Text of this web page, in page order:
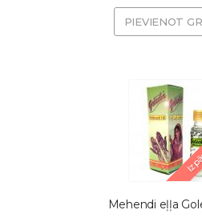
PIEVIENOT
Mehendi eļļa